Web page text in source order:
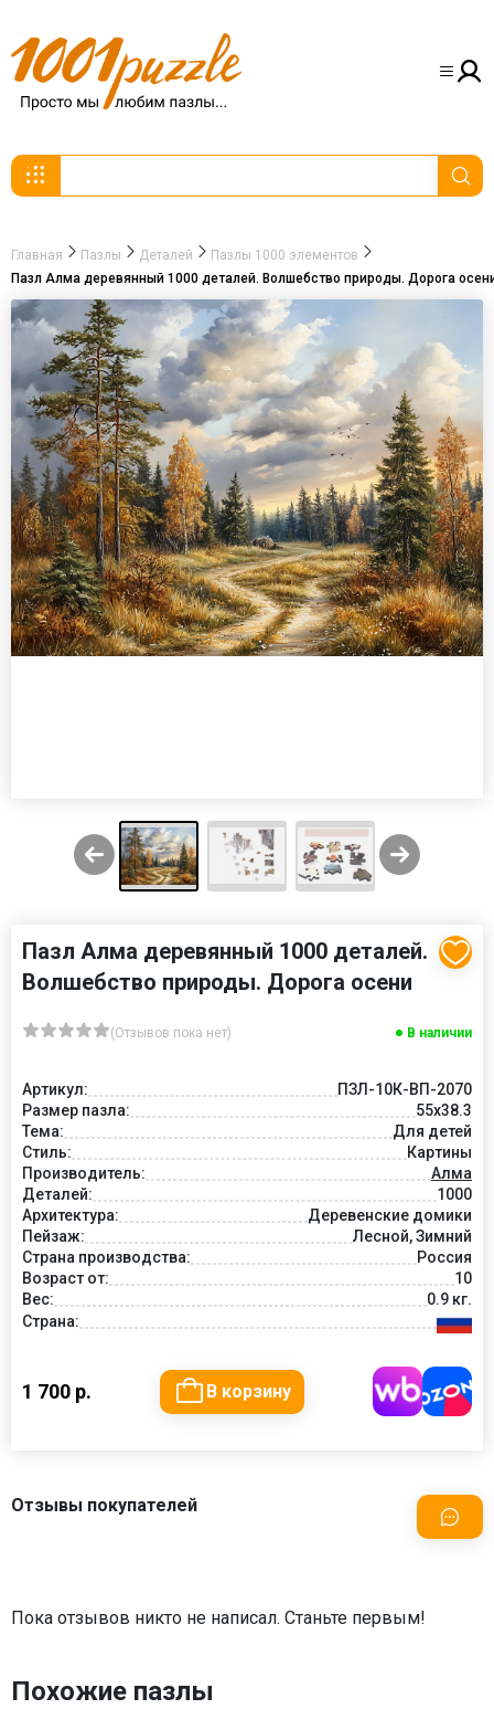
Главная Пазлы Деталей
Пазлы 1000 элементов
Пазл Алма деревянный 1000 деталей. Волшебство природы. Дорога
Пазл Алма деревянный 1000 деталей.
Волшебство природы. Дорога осени
(Отзывов пока нет) В наличии
Артикул:
ПЗЛ-10К-ВП-2070
Размер пазла:
55х38.3
Тема:
Для детей
Стиль:
Картины
Производитель:
Алма
Деталей:
1000
Архитектура:
Деревенские домики
Пейзаж:
Лесной, Зимний
Страна производства:
Россия
Возраст от:
10
Вес:
0.9 кг.
Страна:
1 700 р. В корзину
Отзывы покупателей
Пока отзывов никто не написал. Станьте первым!
Похожие пазлы